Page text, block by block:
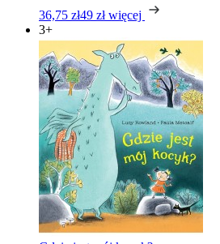
36,75 zł49 zł więcej
3+